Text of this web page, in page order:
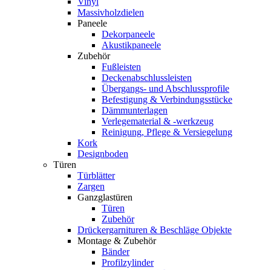
Massivholzdielen
Paneele
Dekorpaneele
Akustikpaneele
Zubehör
Fußleisten
Deckenabschlussleisten
Übergangs- und Abschlussprofile
Befestigung & Verbindungsstücke
Dämmunterlagen
Verlegematerial & -werkzeug
Reinigung, Pflege & Versiegelung
Kork
Designboden
Türen
Türblätter
Zargen
Ganzglastüren
Türen
Zubehör
Drückergarnituren & Beschläge Objekte
Montage & Zubehör
Bänder
Profilzylinder